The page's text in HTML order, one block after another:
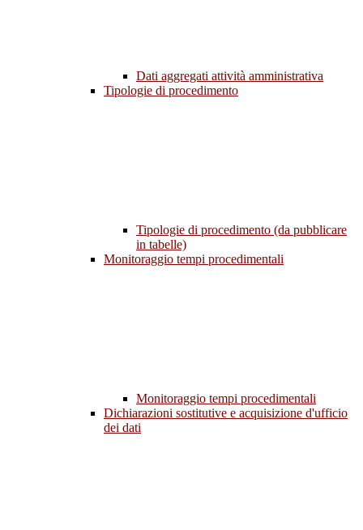
Dati aggregati attività amministrativa
Tipologie di procedimento
Tipologie di procedimento (da pubblicare
in tabelle)
Monitoraggio tempi procedimentali
Monitoraggio tempi procedimentali
Dichiarazioni sostitutive e acquisizione d'ufficio
dei dati